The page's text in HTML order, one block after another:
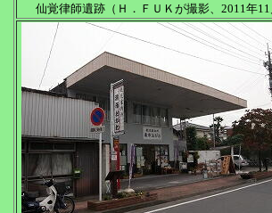
仙覚律師遺跡（Ｈ．ＦＵＫが撮影、2011年